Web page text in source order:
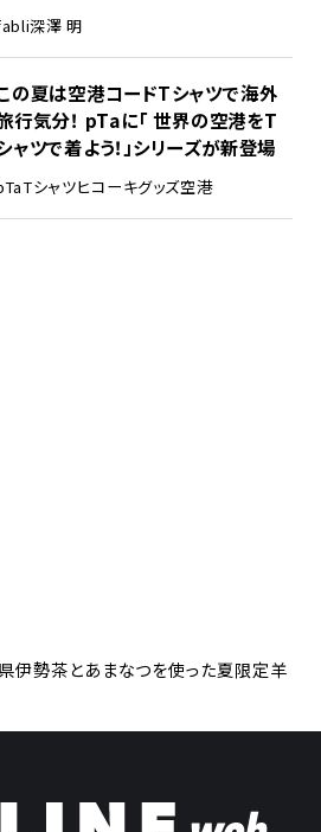
深澤 明
の夏は空港コードTシャツで海外
行気分！ pTaに「 世界の空港をT
ャツで着よう！」シリーズが新登場
Tシャツヒコーキグッズ空港
伊勢茶とあまなつを使った夏限定羊